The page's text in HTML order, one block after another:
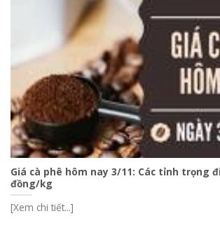
Giá cà phê hôm nay 3/11: Các tỉnh trọng
đồng/kg
[Xem chi tiết...]